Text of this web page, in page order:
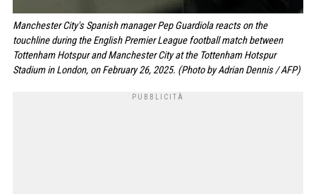
Manchester City's Spanish manager Pep Guardiola reacts on the
touchline during the English Premier League football match between
Tottenham Hotspur and Manchester City at the Tottenham Hotspur
Stadium in London, on February 26, 2025. (Photo by Adrian Dennis / AFP)